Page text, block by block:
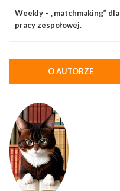
Weekly – „matchmaking” dla
pracy zespołowej.
jak w dobrym MMO
O AUTORZE